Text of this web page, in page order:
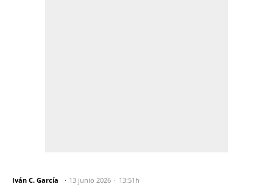
Iván C. García 13 junio 2026 13:51h